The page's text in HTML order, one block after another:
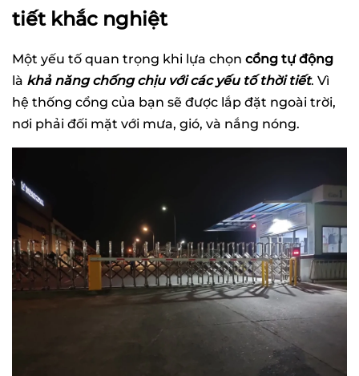
tiết khắc nghiệt
Một yếu tố quan trọng khi lựa chọn cổng tự động
là khả năng chống chịu với các yếu tố thời tiết. Vì
hệ thống cổng của bạn sẽ được lắp đặt ngoài trời,
nơi phải đối mặt với mưa, gió, và nắng nóng.